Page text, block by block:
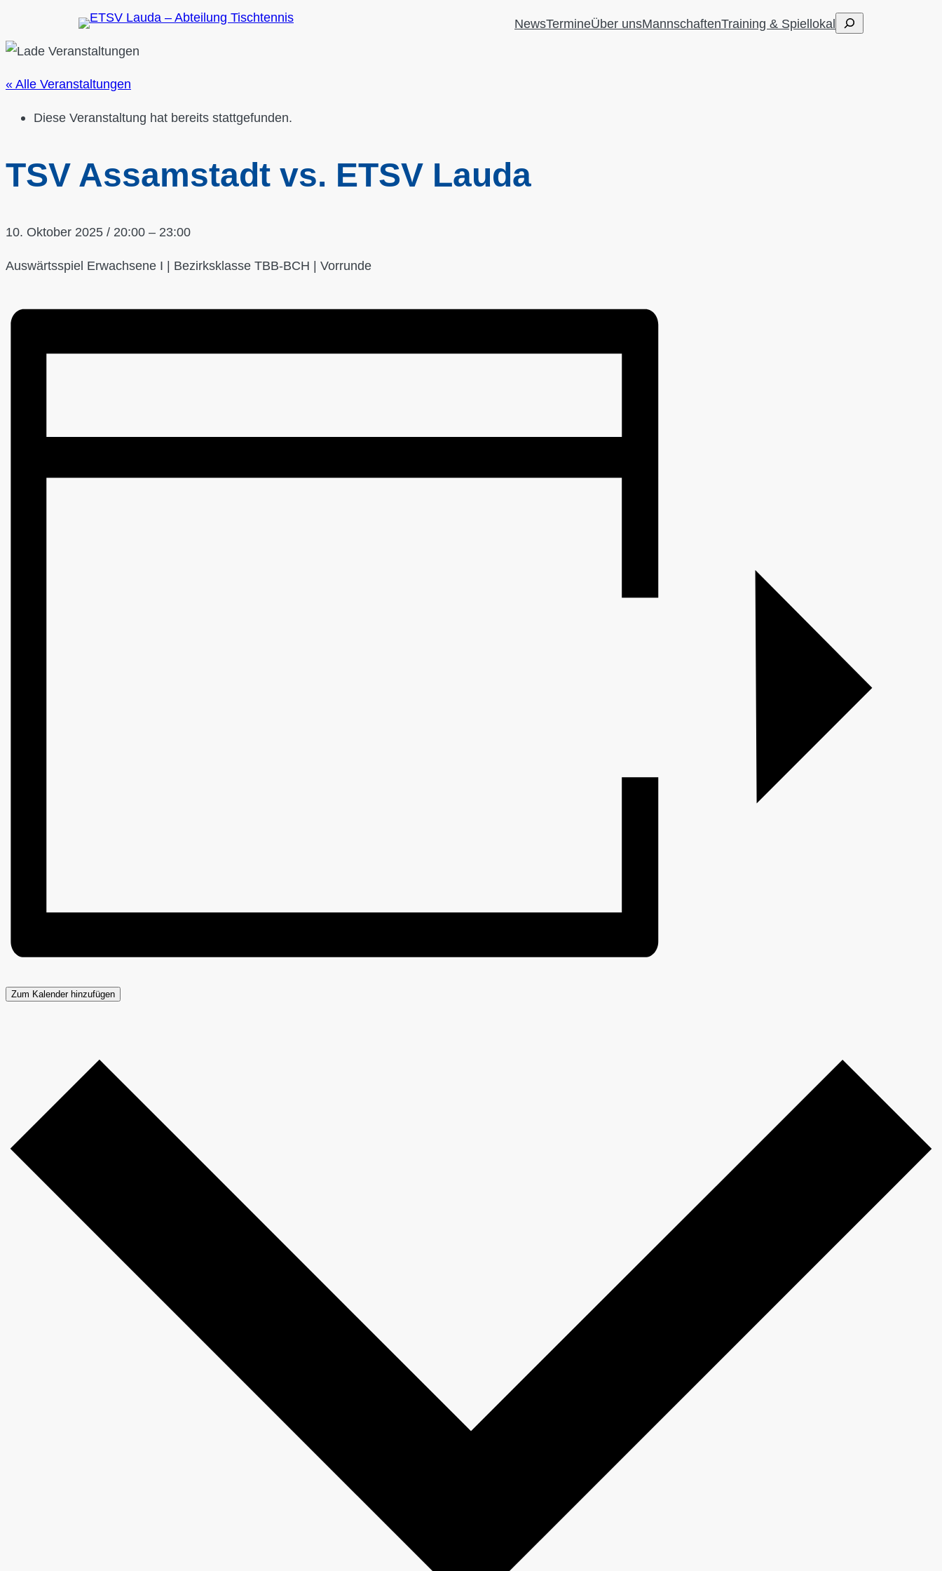
NewsTermineÜber unsMannschaftenTraining & Spiellokal Suchen
« Alle Veranstaltungen
Diese Veranstaltung hat bereits stattgefunden.
TSV Assamstadt vs. ETSV Lauda
10. Oktober 2025 / 20:00 – 23:00
Auswärtsspiel Erwachsene I | Bezirksklasse TBB-BCH | Vorrunde
Zum Kalender hinzufügen